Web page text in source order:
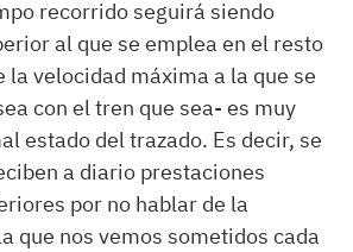
recorrido seguirá siendo
al que se emplea en el resto
la velocidad máxima a la que se
con el tren que sea- es muy
estado del trazado. Es decir, se
a diario prestaciones
por no hablar de la
que nos vemos sometidos cada